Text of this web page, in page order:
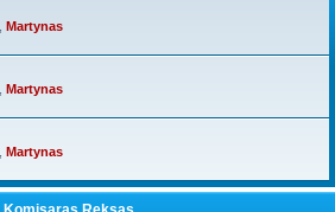
Martynas
Martynas
Martynas